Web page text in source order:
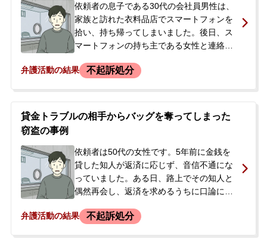
依頼者の息子である30代の会社員男性は、
家族と訪れた衣料品店でスマートフォンを
拾い、持ち帰ってしまいました。後日、ス
マートフォンの持ち主である女性と連絡が
インロッカーを利用した金銭の受け渡しを
た。逮捕の知らせを受けたご両親が、今後
の手続きに不安を感じ当事務所へ相談。ご
頼いただきました。
弁護活動の結果 不起訴処分
貸金トラブルの相手からバッグを奪ってしまった
窃盗の事例
依頼者は50代の女性です。5年前に金銭を
貸した知人が返済に応じず、音信不通にな
っていました。ある日、路上でその知人と
偶然再会し、返済を求めるうちに口論にな
きて依頼者が転倒し、その場を去ろうとし
弁護活動の結果 不起訴処分